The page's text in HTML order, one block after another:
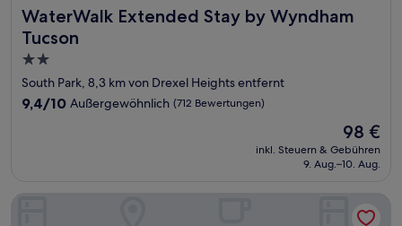
WaterWalk Extended Stay by Wyndham
Tucson
WaterWalk Extended Stay by Wyndham Tucson
2.0-
Sterne-
Unterkunft
South Park, 8,3 km von Drexel Heights entfernt
9.4
9,4/10 Außergewöhnlich (712 Bewertungen)
Der
Preis
beträgt
98 €
inkl. Steuern & Gebühren
9. Aug.–10. Aug.
Four Points by Sheraton Tucson Airport